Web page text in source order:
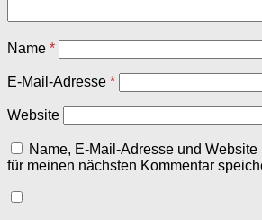
Name *
E-Mail-Adresse *
Website
Name, E-Mail-Adresse und
für meinen nächsten Kommentar